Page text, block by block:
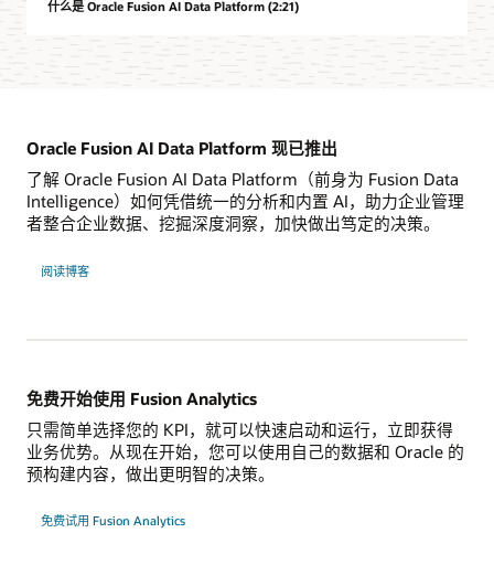
什么是 Oracle Fusion AI Data Platform (2:21)
Oracle Fusion AI Data Platform 现已推出
了解 Oracle Fusion AI Data Platform（前身为 Fusion Data
Intelligence）如何凭借统一的分析和内置 AI，助力企业管理
者整合企业数据、挖掘深度洞察，加快做出笃定的决策。
阅读博客
免费开始使用 Fusion Analytics
只需简单选择您的 KPI，就可以快速启动和运行，立即获得
业务优势。从现在开始，您可以使用自己的数据和 Oracle 的
预构建内容，做出更明智的决策。
免费试用 Fusion Analytics